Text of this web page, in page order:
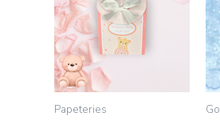
Papeteries
2.50€
à
3.50€
Les